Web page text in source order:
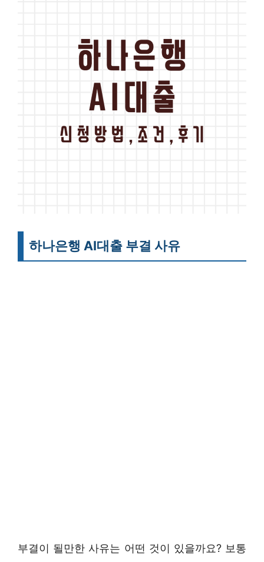
하나은행 AI대출 부결 사유
부결이 될만한 사유는 어떤 것이 있을까요? 보통